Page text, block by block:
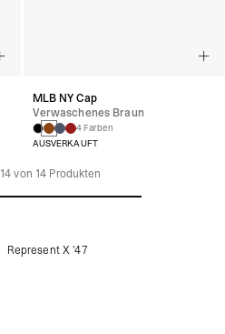
MLB NY Cap
Verwaschenes Braun
4 Farben
AUSVERKAUFT
14von 14 Produkten
Represent X '47